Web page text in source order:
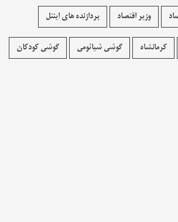
وزیر اقتصاد پردازنده های اینتل
کرمانشاه گوشی شیائومی گوشی کودکان